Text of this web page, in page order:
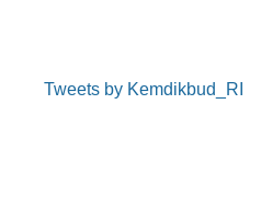
Tweets by Kemdikbud_RI